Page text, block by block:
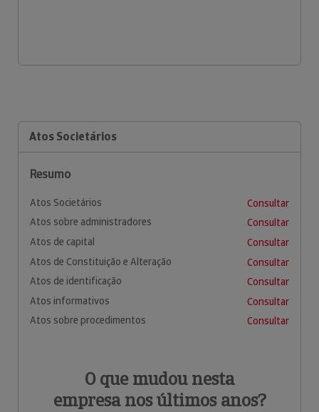
Atos Societários
Resumo
Atos Societários
Consultar
Atos sobre administradores
Consultar
Atos de capital
Consultar
Atos de Constituição e Alteração
Consultar
Atos de identificação
Consultar
Atos informativos
Consultar
Atos sobre procedimentos
Consultar
O que mudou nesta
empresa nos últimos anos?